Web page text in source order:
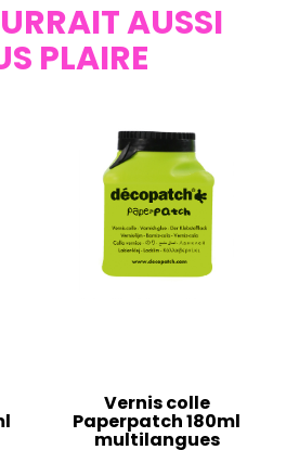
AUSSI
PLAIRE
Vernis colle
Paperpatch 180ml
multilangues